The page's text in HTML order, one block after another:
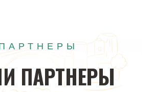
ПАРТНЕРЫ